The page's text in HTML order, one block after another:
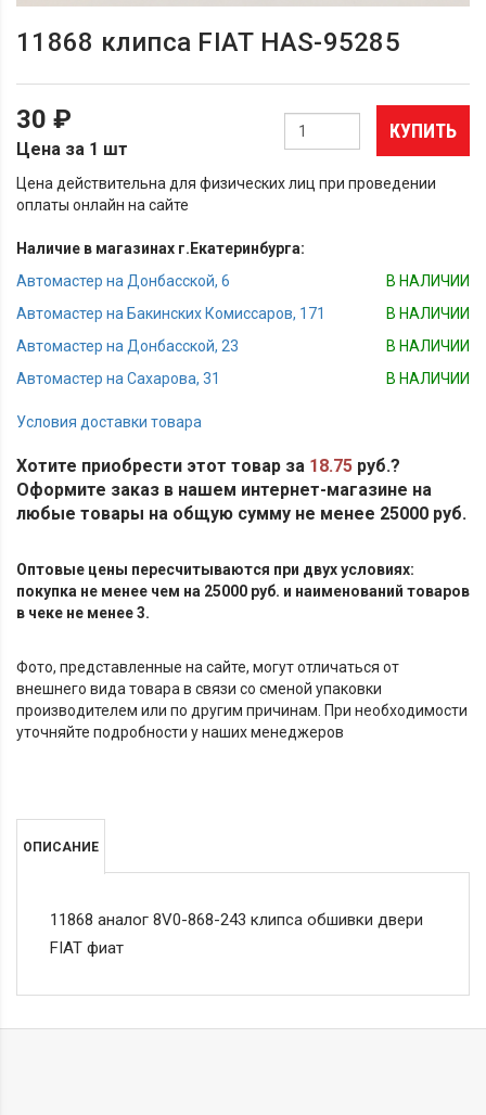
11868 клипса FIAT HAS-95285
30 ₽
Цена за 1 шт
КУПИТЬ
Цена действительна для физических лиц при проведении
оплаты онлайн на сайте
Наличие в магазинах г.Екатеринбурга:
Автомастер на Донбасской, 6
В НАЛИЧИИ
Автомастер на Бакинских Комиссаров, 171
В НАЛИЧИИ
Автомастер на Донбасской, 23
В НАЛИЧИИ
Автомастер на Сахарова, 31
В НАЛИЧИИ
Условия доставки товара
Хотите приобрести этот товар за 18.75 руб.?
Оформите заказ в нашем интернет-магазине на
любые товары на общую сумму не менее 25000 руб.
Оптовые цены пересчитываются при двух условиях:
покупка не менее чем на 25000 руб. и наименований товаров
в чеке не менее 3.
Фото, представленные на сайте, могут отличаться от
внешнего вида товара в связи со сменой упаковки
производителем или по другим причинам. При необходимости
уточняйте подробности у наших менеджеров
ОПИСАНИЕ
11868 аналог 8V0-868-243 клипса обшивки двери
FIAT фиат